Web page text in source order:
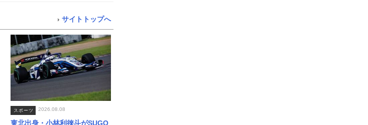
サイトトップへ
スポーツ 2026.08.08
東北出身・小林利徠斗がSUGO